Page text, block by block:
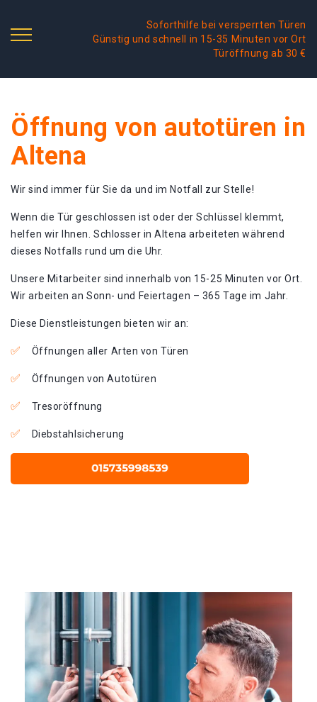
Soforthilfe bei versperrten Türen
Günstig und schnell in 15-35 Minuten vor Ort
Türöffnung ab 30 €
Öffnung von autotüren in
Altena
Wir sind immer für Sie da und im Notfall zur Stelle!
Wenn die Tür geschlossen ist oder der Schlüssel klemmt,
helfen wir Ihnen. Schlosser in Altena arbeiteten während
dieses Notfalls rund um die Uhr.
Unsere Mitarbeiter sind innerhalb von 15-25 Minuten vor Ort.
Wir arbeiten an Sonn- und Feiertagen – 365 Tage im Jahr.
Diese Dienstleistungen bieten wir an:
Öffnungen aller Arten von Türen
Öffnungen von Autotüren
Tresoröffnung
Diebstahlsicherung